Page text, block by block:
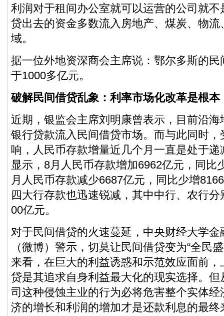
利润对于租间办公室就可以运营的公司就
贷出去的资金多数流入房地产、煤炭、物
域。
据一位外地资深商会主席说：鄂尔多斯的
于1000多亿元。
破解民间借贷乱象：利率市场化改革是根本
近期，银监会主席刘明康曾表示，目前沿
银行贷款流入民间借贷市场。而与此同时
响，人民币存款增量近几个月一直是处于
显示，8月人民币存款增加6962亿元，同比
月人民币存款减少6687亿元，同比少增
四大行存款也迅速锐减，其中中行、农行
00亿元。
对于民间借贷的火速蔓延，中央财经大学
（微博）警示，切莫让民间借贷变为“全民
来看，在巨大的利益诱惑和示范效应面前
贷是其追求自身利益最大化的现实选择。
司这种侵蚀主业的行为必将危害整个实体
济的增长和利润的增加才是还款利息的最终